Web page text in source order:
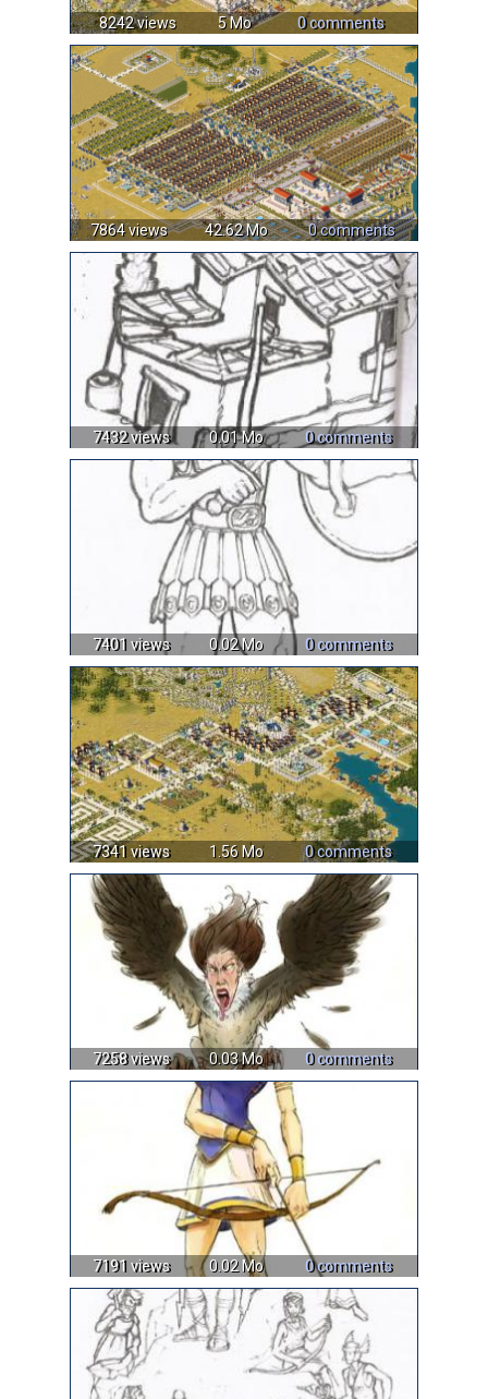
8242 views 5 Mo 0 comments
7864 views 42.62 Mo 0 comments
7432 views 0.01 Mo 0 comments
7401 views 0.02 Mo 0 comments
7341 views 1.56 Mo 0 comments
7258 views 0.03 Mo 0 comments
7191 views 0.02 Mo 0 comments